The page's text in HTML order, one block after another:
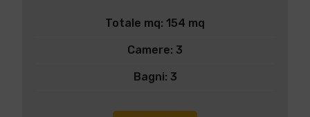
Totale mq: 154 mq
Camere: 3
Bagni: 3